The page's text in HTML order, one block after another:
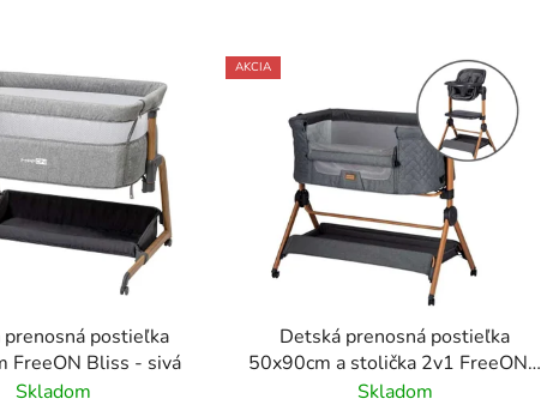
prenosná postieľka
FreeON Bliss - sivá
Skladom
AKCIA
Detská prenosná postieľka
50x90cm a stolička 2v1 FreeON -
sivá
Skladom